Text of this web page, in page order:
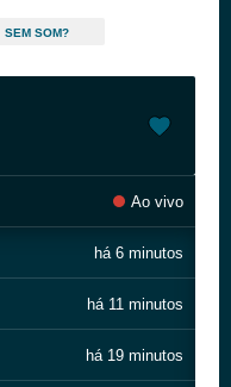
SEM SOM?
Ao vivo
há 6 minutos
há 11 minutos
há 19 minutos